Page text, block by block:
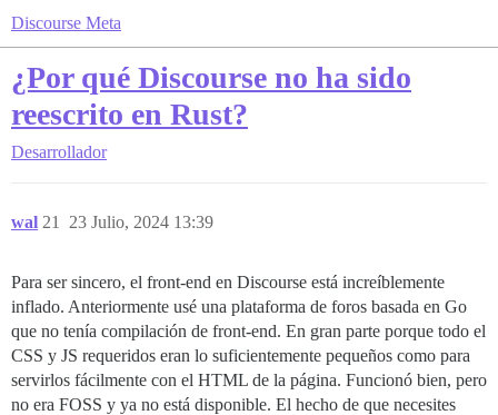
Discourse Meta
¿Por qué Discourse no ha sido
reescrito en Rust?
Desarrollador
wal 23 Julio, 2024 13:39
21
Para ser sincero, el front-end en Discourse está increíblemente
inflado. Anteriormente usé una plataforma de foros basada en Go
que no tenía compilación de front-end. En gran parte porque todo el
CSS y JS requeridos eran lo suficientemente pequeños como para
servirlos fácilmente con el HTML de la página. Funcionó bien, pero
no era FOSS y ya no está disponible. El hecho de que necesites